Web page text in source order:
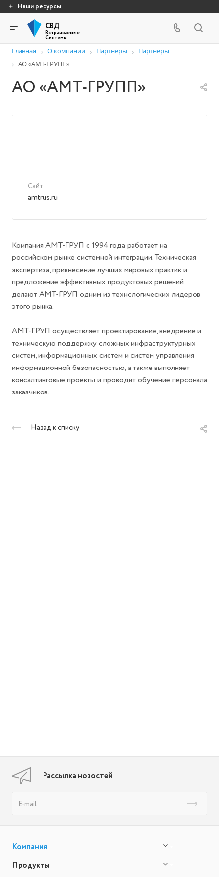
Наши ресурсы
СВД
Встраиваемые
Системы
Главная О компании Партнеры
Партнеры
АО «АМТ-ГРУПП»
АО «АМТ-ГРУПП»
Сайт
amtrus.ru
Компания АМТ-ГРУП c 1994 года работает на
российском рынке системной интеграции. Техническая
экспертиза, привнесение лучших мировых практик и
предложение эффективных продуктовых решений
делают АМТ-ГРУП одним из технологических лидеров
этого рынка.
АМТ-ГРУП осуществляет проектирование, внедрение и
техническую поддержку сложных инфраструктурных
систем, информационных систем и систем управления
информационной безопасностью, а также выполняет
консалтинговые проекты и проводит обучение персонала
заказчиков.
Назад к списку
Рассылка новостей
Компания
Продукты